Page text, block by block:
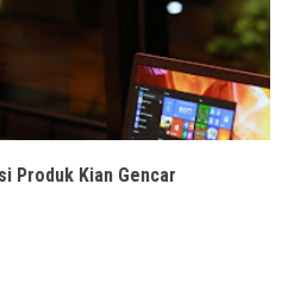
Produk Kian Gencar